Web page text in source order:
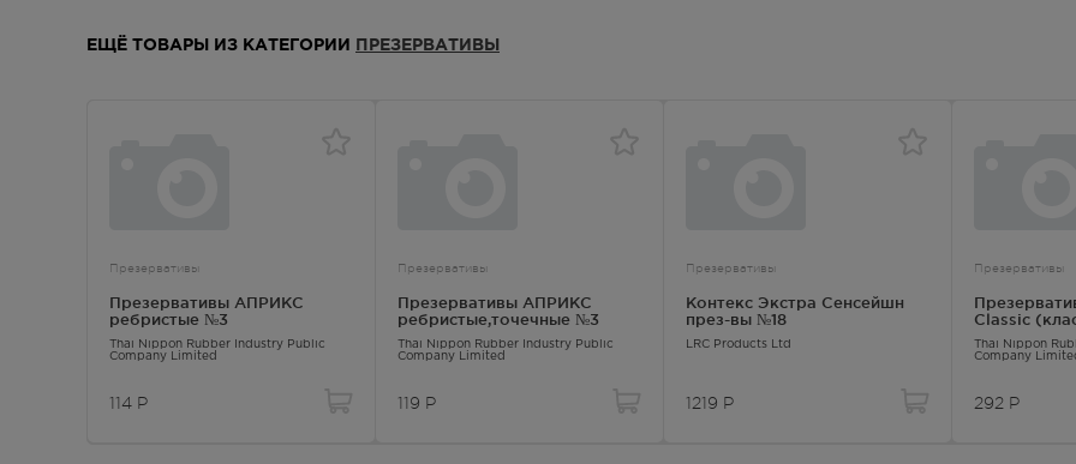
17
875.00
ЕЩЁ ТОВАРЫ ИЗ КАТЕГОРИИ ПРЕЗЕРВАТИВЫ
Презервативы
Презервативы АПРИКС
ребристые №3
Thai Nippon Rubber Industry Public
Company Limited
114 Р
Презервативы
Презервативы АПРИКС
ребристые,точечные №3
Thai Nippon Rubber Industry Public
Company Limited
119 Р
Презервативы
Контекс Экстра Сенсейшн
през-вы №18
LRC Products Ltd
1219 Р
Презервативы
Classic
Thai Nippon
Company
292 Р